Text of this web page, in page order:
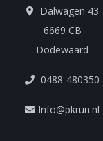
Dalwagen 43
6669 CB
Dodewaard
0488-480350
Info@pkrun.nl